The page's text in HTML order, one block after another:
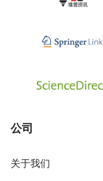
公司
关于我们